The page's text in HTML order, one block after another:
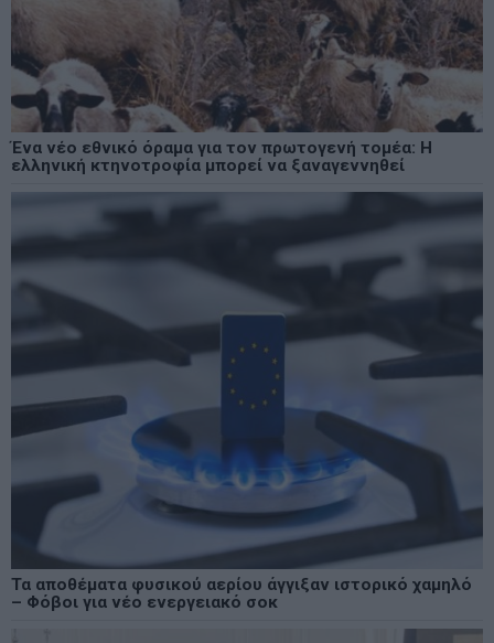
Ένα νέο εθνικό όραμα για τον πρωτογενή τομέα: Η
ελληνική κτηνοτροφία μπορεί να ξαναγεννηθεί
Τα αποθέματα φυσικού αερίου άγγιξαν ιστορικό χαμηλό
– Φόβοι για νέο ενεργειακό σοκ